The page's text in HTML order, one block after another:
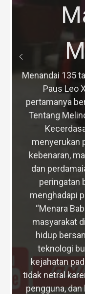
Menandai 135
Paus Leo
pertamanya
Tentang
menyerukan
kebenaran,
dan
peringatan
menghadapi
“Menara
masyarakat
hidup
teknologi
kejahatan
tidak netral
pengguna,